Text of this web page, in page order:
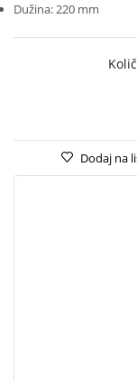
Dužina: 220 mm
Dodaj na